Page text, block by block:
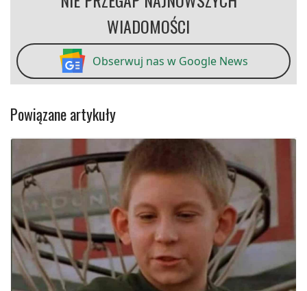
WIADOMOŚCI
Obserwuj nas w Google News
Powiązane artykuły